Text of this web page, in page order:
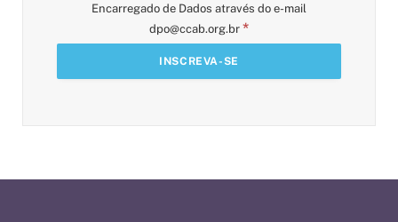
Encarregado de Dados através do e-mail
dpo@ccab.org.br *